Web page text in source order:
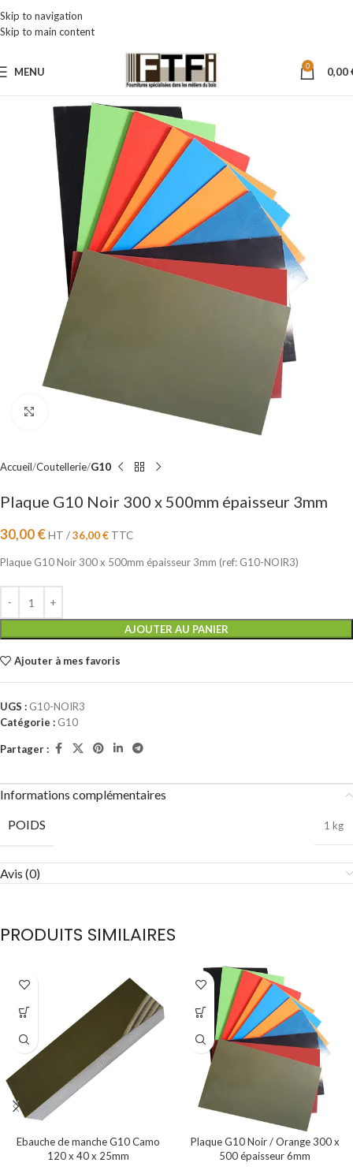
Skip to navigation
Skip to main content
MENU 0 0,00
Cliquez pour agrandir
Accueil Coutellerie G10
Plaque G10 Noir 300 x 500mm épaisseur 3mm
30,00€HT /36,00€ TTC
Plaque G10 Noir 300 x 500mm épaisseur 3mm (ref: G10-NOIR3)
AJOUTER AU PANIER
Ajouter à mes favoris
UGS : G10-NOIR3
Catégorie : G10
Partager :
Informations complémentaires
POIDS
1 kg
Avis (0)
PRODUITS SIMILAIRES
Ebauche de manche G10 Camo
120 x 40 x 25mm
Plaque G10 Noir / Orange 300 x
500 épaisseur 6mm